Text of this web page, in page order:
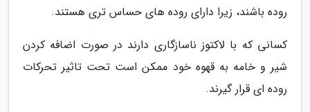
روده باشند، زیرا دارای روده های حساس تری هستند.
کسانی که با لاکتوز ناسازگاری دارند در صورت اضافه کردن
شیر و خامه به قهوه خود ممکن است تحت تاثیر تحرکات
روده ای قرار گیرند.